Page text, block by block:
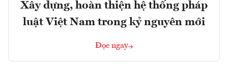
Xây dựng, hoàn thiện hệ thống pháp
luật Việt Nam trong kỷ nguyên mới
Đọc ngay